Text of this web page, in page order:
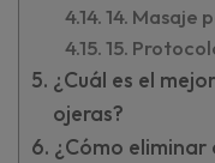
14. Masaje
15.
¿Cuál es el
ojeras?
¿Cómo eliminar